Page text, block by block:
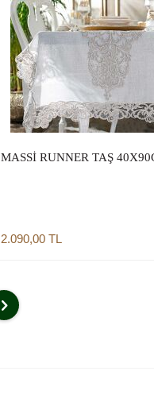
MASSİ RUNNER TAŞ
2.090,00 TL